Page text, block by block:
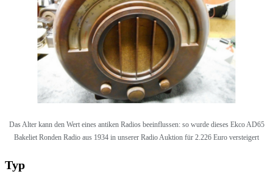
Das Alter kann den Wert eines antiken Radios beeinflussen: so wurde dieses Ekco AD65
Bakeliet Ronden Radio aus 1934 in unserer Radio Auktion für 2.226 Euro versteigert
Typ